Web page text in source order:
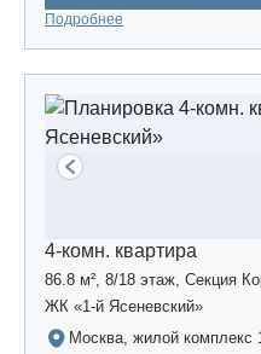
Подробнее
4-комн. квартира
86.8 м², 8/18 этаж, Секция
ЖК «1-й Ясеневский»
Москва, жилой комплекс